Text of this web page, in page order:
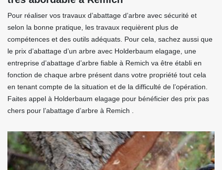
Pour réaliser vos travaux d’abattage d’arbre avec sécurité et
selon la bonne pratique, les travaux requièrent plus de
compétences et des outils adéquats. Pour cela, sachez aussi que
le prix d’abattage d’un arbre avec Holderbaum elagage, une
entreprise d’abattage d’arbre fiable à Remich va être établi en
fonction de chaque arbre présent dans votre propriété tout cela
en tenant compte de la situation et de la difficulté de l’opération.
Faites appel à Holderbaum elagage pour bénéficier des prix pas
chers pour l’abattage d’arbre à Remich .